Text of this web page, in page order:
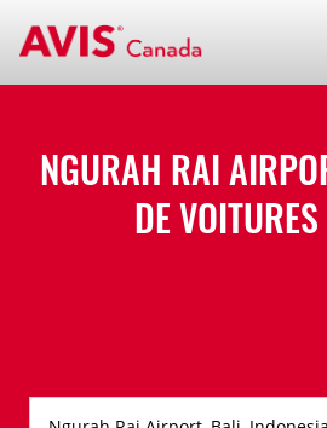
NGURAH RAI
DE